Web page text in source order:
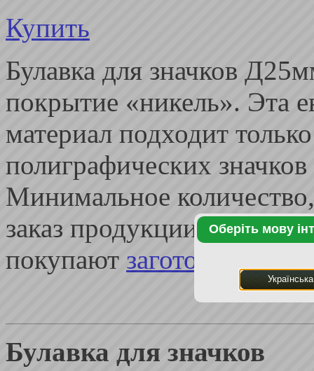
Купить
Булавка для значков
покрытие «никель». Эта
материал подходит
полиграфических
Минимальное
заказ продукции - от
покупают заготовку для
Булавка для значков
Оберіть мову
Українська